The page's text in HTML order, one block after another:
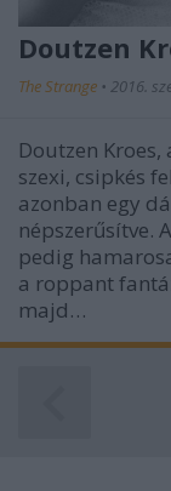
Doutzen
The Strange • 2016.
Doutzen
szexi, csipkés
azonban egy
népszerűsítve.
pedig
a roppant
majd…